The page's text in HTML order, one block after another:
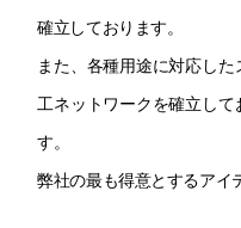
確立しております。
また、各種用途に対応し
工ネットワークを確立して
す。
弊社の最も得意とするアイ